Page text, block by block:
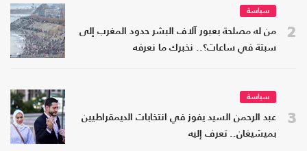
2
سياسة
من له مصلحة بعبور آلاف البشر حدود المغرب إلى
سبتة في ساعات؟.. نخبرك ما نعرفه
3
سياسة
عبد الرحمن السيد يفوز في انتخابات الديمقراطيين
بميشيغان.. تعرف إليه